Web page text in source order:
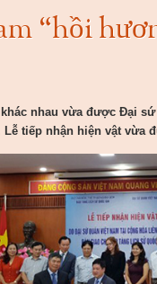
“hồi
nhau vừa được Đại
tiếp nhận hiện vật vừa